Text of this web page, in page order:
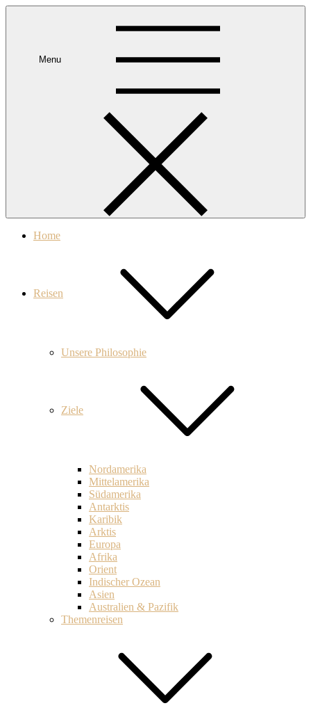
Menu
Home
Reisen
Unsere Philosophie
Ziele
Nordamerika
Mittelamerika
Südamerika
Antarktis
Karibik
Arktis
Europa
Afrika
Orient
Indischer Ozean
Asien
Australien & Pazifik
Themenreisen